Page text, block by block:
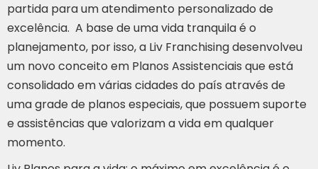
partida para um atendimento personalizado de
excelência. A base de uma vida tranquila é o
planejamento, por isso, a Liv Franchising desenvolveu
um novo conceito em Planos Assistenciais que está
consolidado em várias cidades do país através de
uma grade de planos especiais, que possuem suporte
e assistências que valorizam a vida em qualquer
momento.